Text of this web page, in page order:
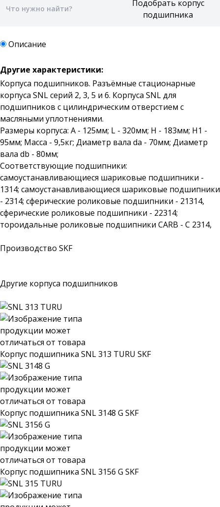
Описание
Другие характеристики:
Корпуса подшипников. Разъёмные стационарные
корпуса SNL серий 2, 3, 5 и 6. Корпуса SNL для
подшипников с цилиндрическим отверстием с
масляными уплотнениями.
Размеры корпуса: A - 125мм; L - 320мм; H - 183мм; H1 -
95мм; Масса - 9,5кг; Диаметр вала da - 70мм; Диаметр
вала db - 80мм;
Соответствующие подшипники:
самоустанавливающиеся шариковые подшипники -
1314; самоустанавливающиеся шариковые подшипники
- 2314; сферические роликовые подшипники - 21314,
сферические роликовые подшипники - 22314;
тороидальные роликовые подшипники CARB - C 2314,
Производство SKF
Другие корпуса подшипников
Корпус подшипника SNL 313 TURU SKF
Корпус подшипника SNL 3148 G SKF
Корпус подшипника SNL 3156 G SKF